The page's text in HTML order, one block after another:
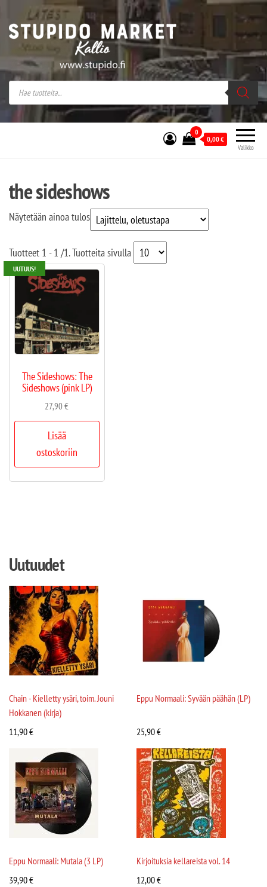
Stupido Market – verkossa ja kivijalassa
Stupido Market on vaihtoehtomusaan
erikoistunut verkko- sekä
kivijalkakauppa Helsingissä Kallion
sydämessä.
Valikko
0
0,00€
the sideshows
Näytetään ainoa tulos
Tuotteet 1 - 1 /1. Tuotteita sivulla
UUTUUS!
The Sideshows: The
Sideshows (pink LP)
27,90€
Lisää
ostoskoriin
Uutuudet
Chain - Kielletty ysäri, toim. Jouni
Hokkanen (kirja)
11,90€
Eppu Normaali: Syvään päähän (LP)
25,90€
Eppu Normaali: Mutala (3 LP)
39,90€
Kirjoituksia kellareista vol. 14
12,00€